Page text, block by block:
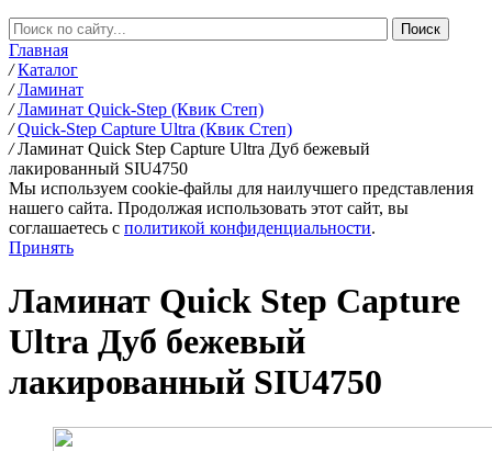
Главная
/ Каталог
/ Ламинат
/ Ламинат Quick-Step (Квик Степ)
/ Quick-Step Capture Ultra (Квик Степ)
/ Ламинат Quick Step Capture Ultra Дуб бежевый
лакированный SIU4750
Мы используем cookie-файлы для наилучшего представления
нашего сайта. Продолжая использовать этот сайт, вы
соглашаетесь c политикой конфиденциальности.
Принять
Ламинат Quick Step Capture
Ultra Дуб бежевый
лакированный SIU4750